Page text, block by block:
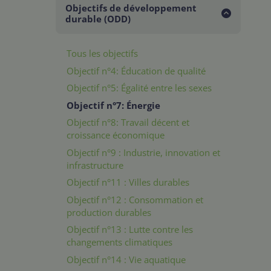
Objectifs de développement
durable (ODD)
Tous les objectifs
Objectif n°4: Éducation de qualité
Objectif n°5: Égalité entre les sexes
Objectif n°7: Énergie
Objectif n°8: Travail décent et
croissance économique
Objectif n°9 : Industrie, innovation et
infrastructure
Objectif n°11 : Villes durables
Objectif n°12 : Consommation et
production durables
Objectif n°13 : Lutte contre les
changements climatiques
Objectif n°14 : Vie aquatique